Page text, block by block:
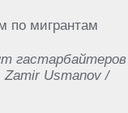
гастарбайтеров
Usmanov /